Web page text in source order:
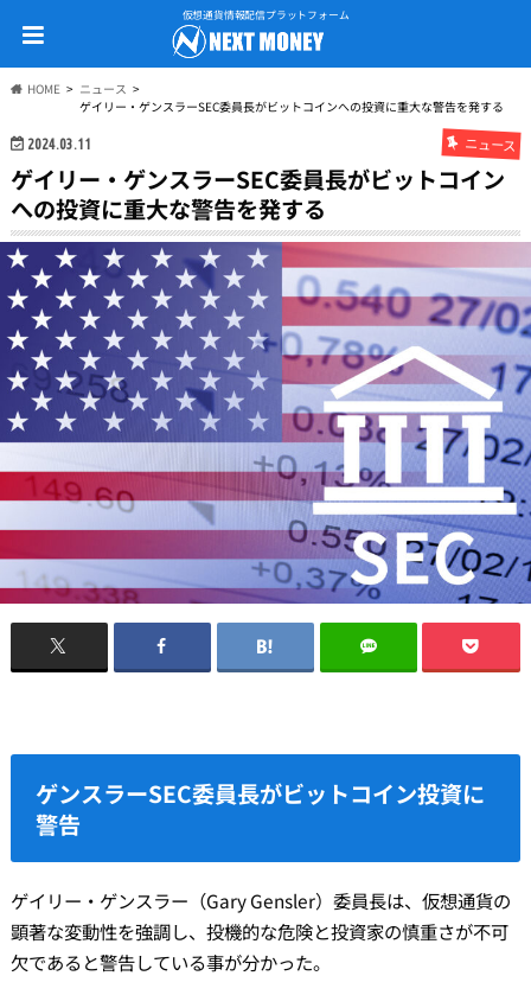
仮想通貨情報配信プラットフォーム
HOME
ニュース
ゲイリー・ゲンスラーSEC委員長がビットコインへの投資に重大な警告を発する
2024.03.11 ニュース
ゲイリー・ゲンスラーSEC委員長がビットコイン
への投資に重大な警告を発する
ゲンスラーSEC委員長がビットコイン投資に
警告
ゲイリー・ゲンスラー（Gary Gensler）委員長は、仮想通貨の
顕著な変動性を強調し、投機的な危険と投資家の慎重さが不可
欠であると警告している事が分かった。